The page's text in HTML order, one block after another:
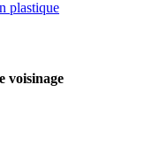
plastique
voisinage